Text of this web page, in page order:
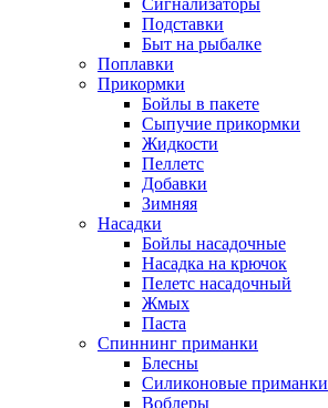
Сигнализаторы
Подставки
Быт на рыбалке
Поплавки
Прикормки
Бойлы в пакете
Сыпучие прикормки
Жидкости
Пеллетс
Добавки
Зимняя
Насадки
Бойлы насадочные
Насадка на крючок
Пелетс насадочный
Жмых
Паста
Спиннинг приманки
Блесны
Силиконовые приманки
Воблеры